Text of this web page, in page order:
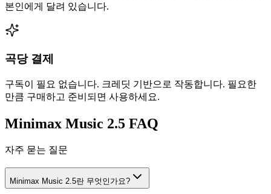
본인에게 달려 있습니다.
곡당 결제
구독이 필요 없습니다. 크레딧 기반으로 작동합니다. 필요한
만큼 구매하고 준비되면 사용하세요.
Minimax Music 2.5 FAQ
자주 묻는 질문
Minimax Music 2.5란 무엇인가요?